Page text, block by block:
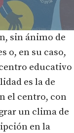
sin ánimo de
o, en su caso,
educativo
es la de
el centro, con
un clima de
en la